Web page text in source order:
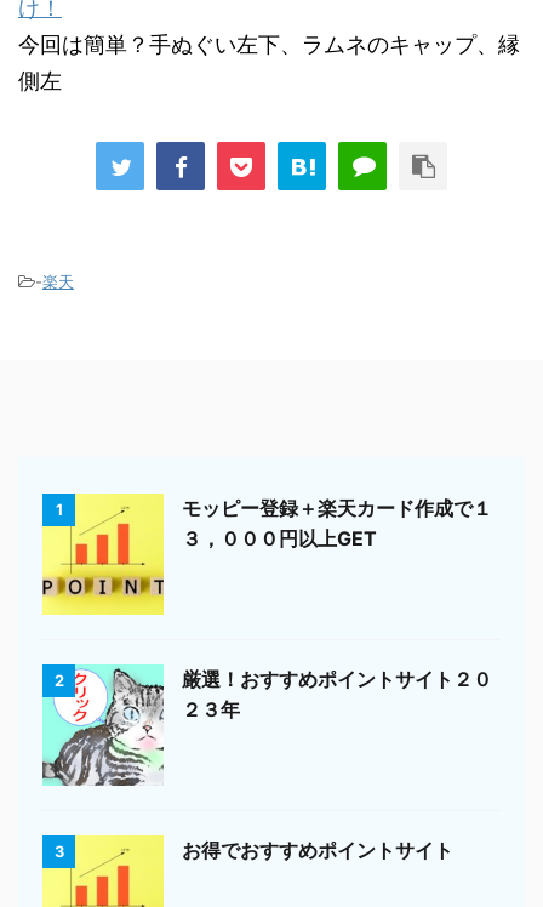
け！
今回は簡単？手ぬぐい左下、ラムネのキャップ、縁
側左
-楽天
1
モッピー登録＋楽天カード作成で１
３，０００円以上GET
2
厳選！おすすめポイントサイト２０
２３年
3 お得でおすすめポイントサイト